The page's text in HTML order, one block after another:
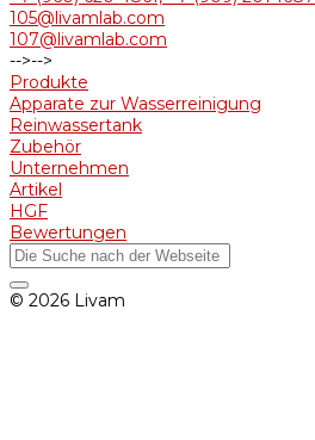
105@livamlab.com
107@livamlab.com
-->-->
Produkte
Apparate zur Wasserreinigung
Reinwassertank
Zubehör
Unternehmen
Artikel
HGF
Bewertungen
© 2026 Livam